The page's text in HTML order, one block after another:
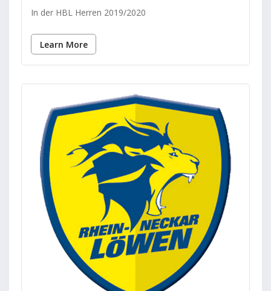
In der HBL Herren 2019/2020
Learn More